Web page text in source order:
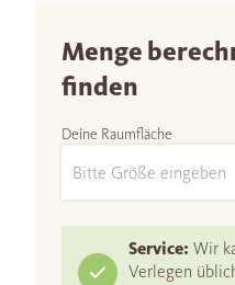
Menge
finden
Deine Raumfläche
Service: Wir
Verlegen